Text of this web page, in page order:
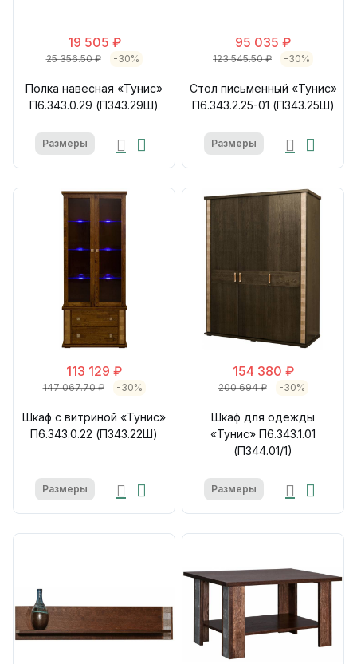
19 505 ₽
25 356.50 ₽ -30%
Полка навесная «Тунис»
П6.343.0.29 (П343.29Ш)
Размеры
95 035 ₽
123 545.50 ₽ -30%
Стол письменный «Тунис»
П6.343.2.25-01 (П343.25Ш)
Размеры
113 129 ₽
147 067.70 ₽ -30%
Шкаф с витриной «Тунис»
П6.343.0.22 (П343.22Ш)
Размеры
154 380 ₽
200 694 ₽ -30%
Шкаф для одежды
«Тунис» П6.343.1.01
(П344.01/1)
Размеры